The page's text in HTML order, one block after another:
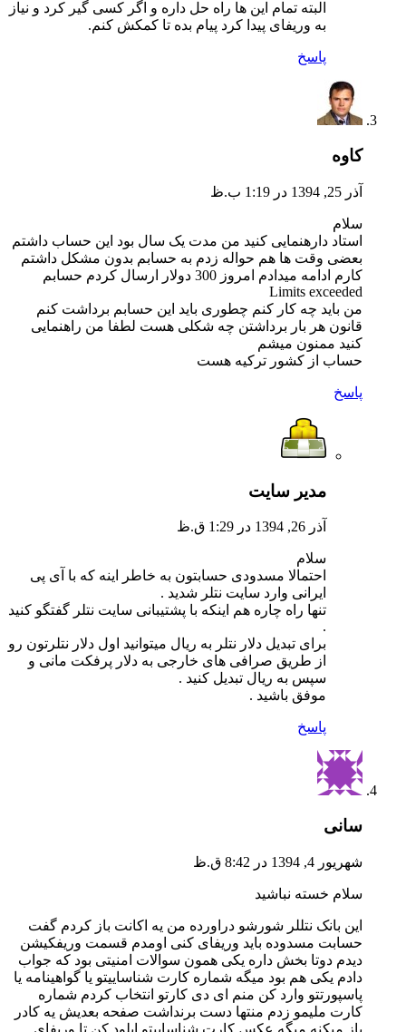
البته تمام این ها راه حل داره و اگر کسی گیر کرد و نیاز
به وریفای پیدا کرد پیام بده تا کمکش کنم.
پاسخ
کاوه
آذر 25, 1394 در 1:19 ب.ظ
سلام
استاد دارهنمایی کنید من مدت یک سال بود این حساب داشتم
بعضی وقت ها هم حواله زدم به حسابم بدون مشکل داشتم
کارم ادامه میدادم امروز 300 دولار ارسال کردم حسابم
Limits exceeded
من باید چه کار کنم چطوری باید این حسابم برداشت کنم
قانون هر بار برداشتن چه شکلی هست لطفا من راهنمایی
کنید ممنون میشم
حساب از کشور ترکیه هست
پاسخ
مدیر سایت
آذر 26, 1394 در 1:29 ق.ظ
سلام
احتمالا مسدودی حسابتون به خاطر اینه که با آی پی
ایرانی وارد سایت نتلر شدید .
تنها راه چاره هم اینکه با پشتیبانی سایت نتلر گفتگو کنید
.
برای تبدیل دلار نتلر به ریال میتوانید اول دلار نتلرتون رو
از طریق صرافی های خارجی به دلار پرفکت مانی و
سپس به ریال تبدیل کنید .
موفق باشید .
پاسخ
سانی
شهریور 4, 1394 در 8:42 ق.ظ
سلام خسته نباشید
این بانک نتللر شورشو دراورده من یه اکانت باز کردم گفت
حسابت مسدوده باید وریفای کنی اومدم قسمت وریفکیشن
دیدم دوتا بخش داره یکی همون سوالات امنیتی بود که جواب
دادم یکی هم بود میگه شماره کارت شناساییتو یا گواهینامه یا
پاسپورتتو وارد کن منم ای دی کارتو انتخاب کردم شماره
کارت ملیمو زدم منتها دست برنداشت صفحه بعدیش یه کادر
باز میکنه میگه عکس کارت شناساییتو اپلود کن تا وریفای